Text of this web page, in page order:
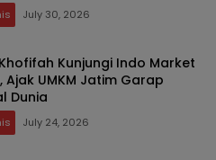
July 30, 2026
Kunjungi Indo Market
Ajak UMKM Jatim Garap
Dunia
July 24, 2026